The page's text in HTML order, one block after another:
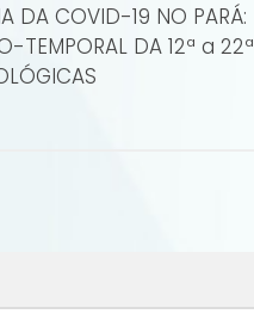
DA COVID-19 NO PARÁ:
TEMPORAL DA 12ª a 22ª